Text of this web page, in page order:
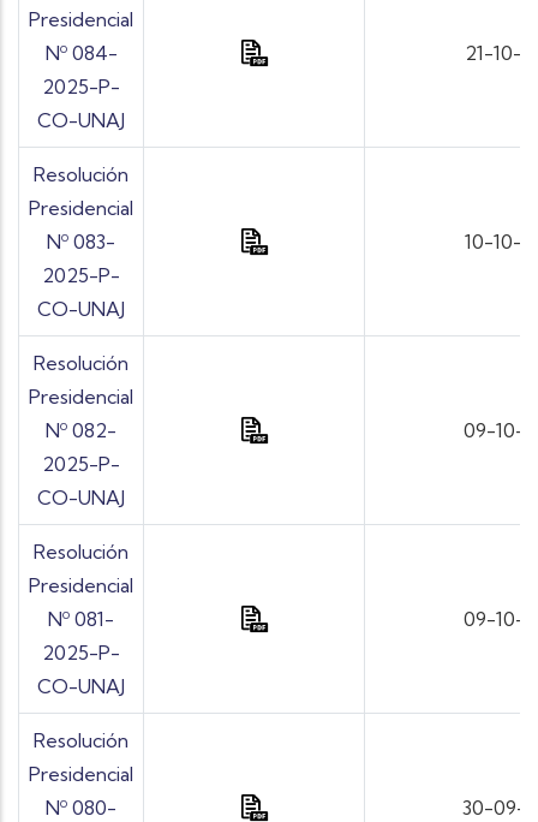
Presidencial
Nº 084-
2025-P-
CO-UNAJ
21-10-
Resolución
Presidencial
Nº 083-
2025-P-
CO-UNAJ
10-10-
Resolución
Presidencial
Nº 082-
2025-P-
CO-UNAJ
09-10-
Resolución
Presidencial
Nº 081-
2025-P-
CO-UNAJ
09-10-
Resolución
Presidencial
Nº 080-
30-09-